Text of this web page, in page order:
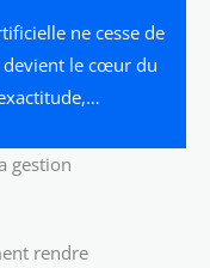
ne cesse de
devient le cœur du
gestion
rendre